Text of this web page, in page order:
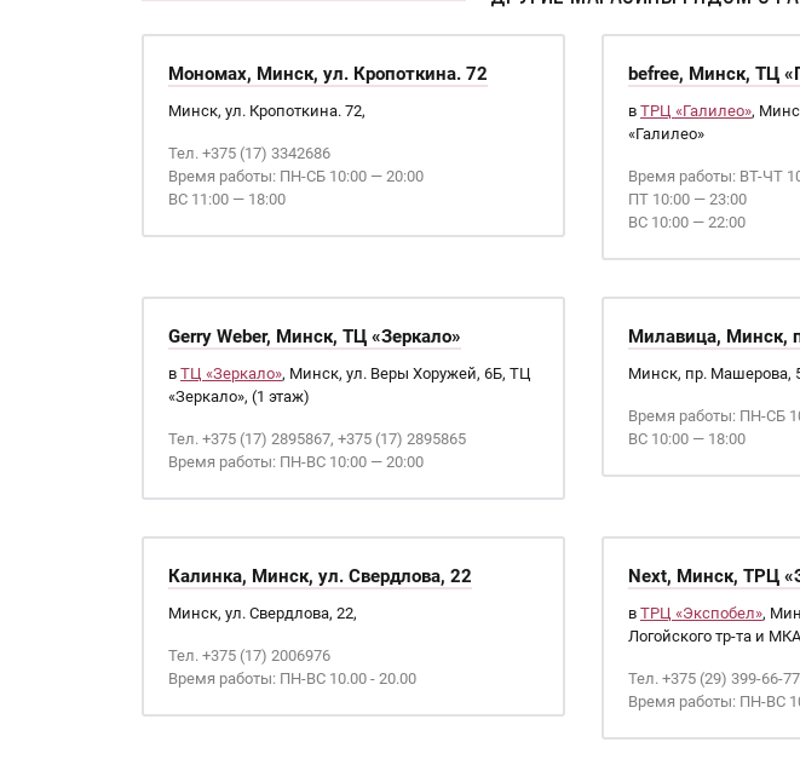
Мономах, Минск, ул. Кропоткина. 72
Минск, ул. Кропоткина. 72,
Тел. +375 (17) 3342686
Время работы: ПН-СБ 10:00 — 20:00
ВС 11:00 — 18:00
befree, Минск, ТЦ
в ТРЦ «Галилео»,
«Галилео»
Время работы: ВТ-ЧТ
ПТ 10:00 — 23:00
ВС 10:00 — 22:00
Gerry Weber, Минск, ТЦ «Зеркало»
в ТЦ «Зеркало», Минск, ул. Веры Хоружей, 6Б, ТЦ
«Зеркало», (1 этаж)
Тел. +375 (17) 2895867, +375 (17) 2895865
Время работы: ПН-ВС 10:00 — 20:00
Милавица, Минск,
Минск, пр. Машерова,
Время работы: ПН-СБ
ВС 10:00 — 18:00
Калинка, Минск, ул. Свердлова, 22
Минск, ул. Свердлова, 22,
Тел. +375 (17) 2006976
Время работы: ПН-ВС 10.00 - 20.00
Next, Минск, ТРЦ
в ТРЦ «Экспобел»,
Логойского тр-та и
Тел. +375 (29) 399-66-77
Время работы: ПН-ВС